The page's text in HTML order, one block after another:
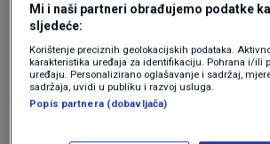
pljuskovi s grmljavinom.
prelit će se i u novi radni tjedan
trenucima sugeriraju
Mi i naši partneri obrađujemo podatke
sljedeće:
Korištenje preciznih geolokacijskih podataka.
karakteristika uređaja za identifikaciju. Pohrana i/ili
uređaju. Personalizirano oglašavanje i sadržaj,
sadržaja, uvidi u publiku i razvoj usluga.
Popis partnera (dobavljača)